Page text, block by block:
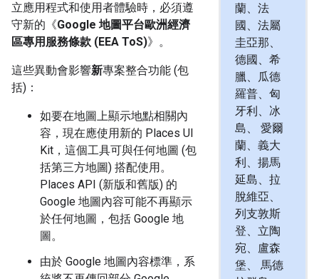
蘭、法
國、法屬
圭亞那、
德國、希
臘、瓜德
羅普、匈
牙利、冰
島、 愛爾
蘭、義大
利、揚馬
延島、拉
脫維亞、
列支敦斯
登、立陶
宛、盧森
堡、 馬德
立應用程式和使用者體驗時，必須遵
守新的《Google 地圖平台歐洲經濟
區專用服務條款 (EEA ToS)》。
這些異動會影響新專案整合功能 (包
括)：
如要在地圖上顯示地點相關內
容，現在應使用新的 Places UI
Kit，這個工具可與任何地圖 (包
括第三方地圖) 搭配使用。
Places API (新版和舊版) 的
Google 地圖內容可能不再顯示
於任何地圖，包括 Google 地
圖。
由於 Google 地圖內容標準，系